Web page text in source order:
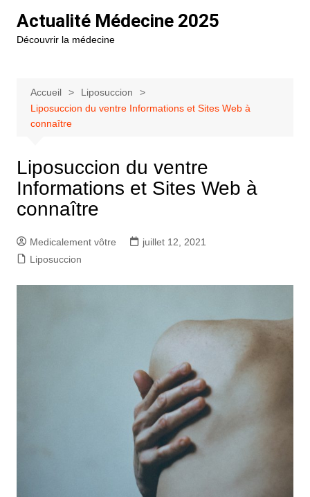
contenu
Actualité Médecine 2025
Découvrir la médecine
Accueil
Liposuccion
Liposuccion du ventre Informations et Sites Web à
connaître
Liposuccion du ventre
Informations et Sites Web à
connaître
Medicalement vôtre
juillet 12, 2021
Liposuccion